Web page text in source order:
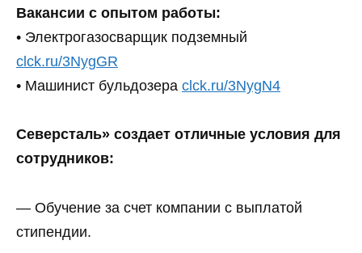
Вакансии с опытом работы:
• Электрогазосварщик подземный
clck.ru/3NygGR
• Машинист бульдозера clck.ru/3NygN4
Северсталь» создает отличные условия для
сотрудников:
— Обучение за счет компании с выплатой
стипендии.